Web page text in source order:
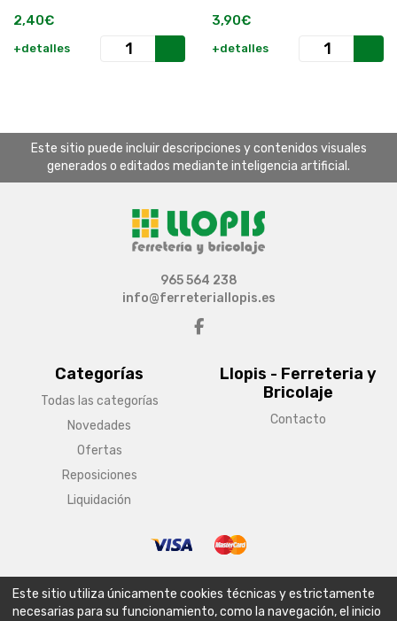
2,40€
+detalles
3,90€
+detalles
Este sitio puede incluir descripciones y contenidos visuales
generados o editados mediante inteligencia artificial.
Categorías
Todas las categorías
Novedades
Ofertas
Reposiciones
Liquidación
Llopis - Ferreteria y
Bricolaje
Contacto
965 564 238
info@ferreteriallopis.es
Aviso legal Condiciones generales de venta Política de envío
Este sitio utiliza únicamente cookies técnicas y estrictamente
necesarias para su funcionamiento, como la navegación, el inicio